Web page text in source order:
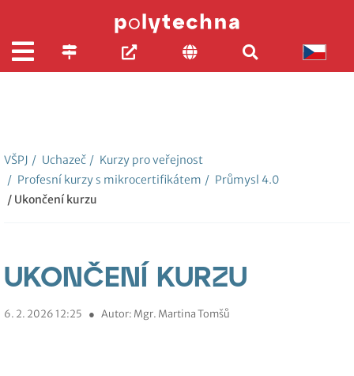
VŠPJ / Uchazeč / Kurzy pro veřejnost
/ Profesní kurzy s mikrocertifikátem / Průmysl 4.0
/ Ukončení kurzu
UKONČENÍ KURZU
6. 2. 2026 12:25 ● Autor: Mgr. Martina Tomšů